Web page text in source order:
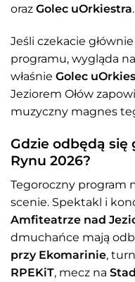
oraz Golec uOrkiestra.
Jeśli czekacie
programu, wygląda
właśnie Golec
Jeziorem Ołów
muzyczny magnes
Gdzie odbędą się
Rynu 2026?
Tegoroczny program
scenie. Spektakl i
Amfiteatrze nad
dmuchańce mają
przy Ekomarinie,
RPEKiT, mecz na